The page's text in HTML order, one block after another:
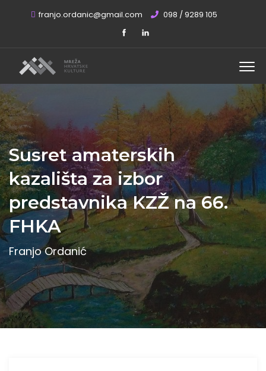
franjo.ordanic@gmail.com 098 / 9289 105
Susret amaterskih
kazališta za izbor
predstavnika KZŽ na 66.
FHKA
Franjo Ordanić